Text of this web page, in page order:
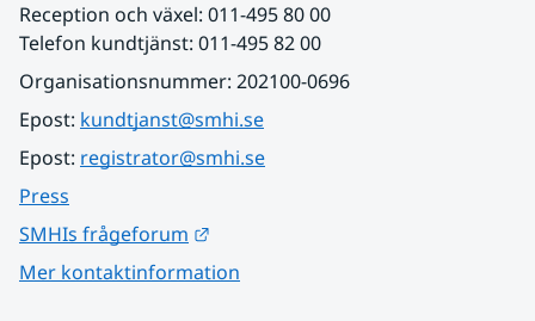
Reception och växel: 011-495 80 00
Telefon kundtjänst: 011-495 82 00
Organisationsnummer: 202100-0696
Epost: kundtjanst@smhi.se
Epost: registrator@smhi.se
Press
SMHIs frågeforum
Mer kontaktinformation